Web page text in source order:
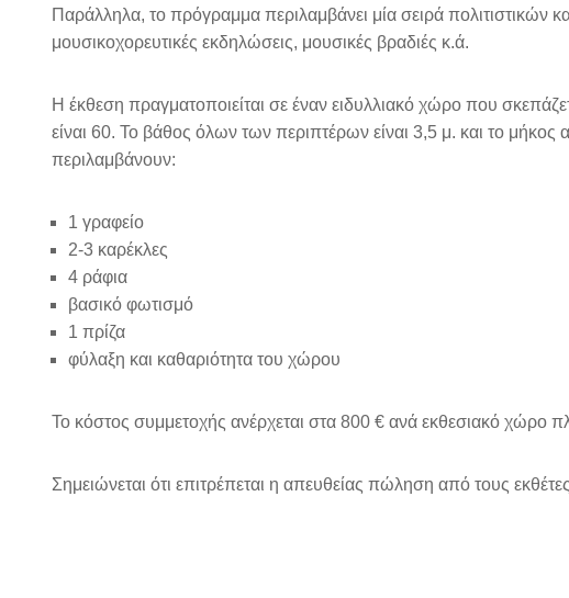
Παράλληλα, το πρόγραμμα περιλαμβάνει μία σειρά
μουσικοχορευτικές εκδηλώσεις, μουσικές βραδιές κ.ά.
Η έκθεση πραγματοποιείται σε έναν ειδυλλιακό χώρο που
είναι 60. Το βάθος όλων των περιπτέρων είναι 3,5 μ. και το
περιλαμβάνουν:
1 γραφείο
2-3 καρέκλες
4 ράφια
βασικό φωτισμό
1 πρίζα
φύλαξη και καθαριότητα του χώρου
Το κόστος συμμετοχής ανέρχεται στα 800 € ανά εκθεσιακό χώρο
Σημειώνεται ότι επιτρέπεται η απευθείας πώληση από τους